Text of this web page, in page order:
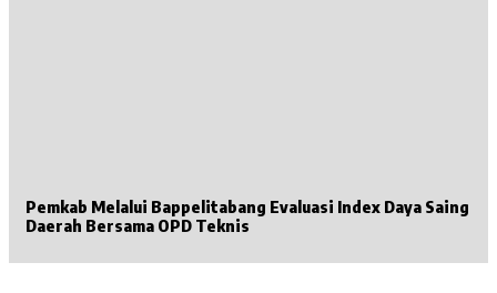
Pemkab Melalui Bappelitabang Evaluasi Index Daya Saing
Daerah Bersama OPD Teknis